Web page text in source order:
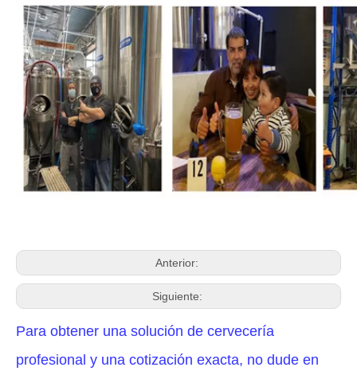
Anterior:
Siguiente:
Para obtener una solución de cervecería
profesional y una cotización exacta, no dude en